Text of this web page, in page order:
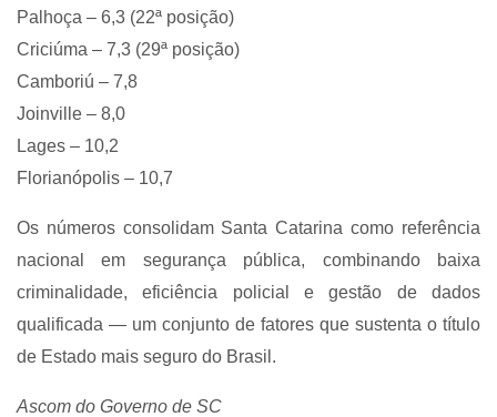
Palhoça – 6,3 (22ª posição)
Criciúma – 7,3 (29ª posição)
Camboriú – 7,8
Joinville – 8,0
Lages – 10,2
Florianópolis – 10,7
Os números consolidam Santa Catarina como referência
nacional em segurança pública, combinando baixa
criminalidade, eficiência policial e gestão de dados
qualificada — um conjunto de fatores que sustenta o título
de Estado mais seguro do Brasil.
Ascom do Governo de SC